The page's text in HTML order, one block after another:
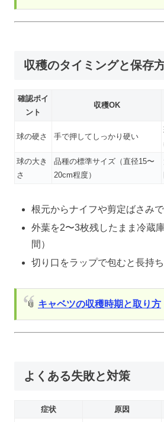
収穫のタイミングと保存
確認ポイ
ント
収穫OK
球の硬さ 手で押してしっかり硬い
球の大き
さ
品種の標準サイズ（直径15〜
20cm程度）
根元からナイフや剪定ばさみ
外葉を2〜3枚残したまま冷蔵
間）
切り口をラップで包むと長持
📎 キャベツの収穫時期と取り方
よくある失敗と対策
症状 原因